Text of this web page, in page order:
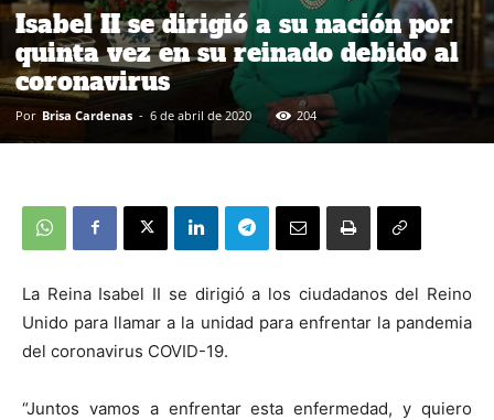
Isabel II se dirigió a su nación por
quinta vez en su reinado debido al
coronavirus
Por Brisa Cardenas - 6 de abril de 2020 204
La Reina Isabel II se dirigió a los ciudadanos del Reino
Unido para llamar a la unidad para enfrentar la pandemia
del coronavirus COVID-19.
“Juntos vamos a enfrentar esta enfermedad, y quiero